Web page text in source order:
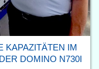
KAPAZITÄTEN IM
DOMINO N730I